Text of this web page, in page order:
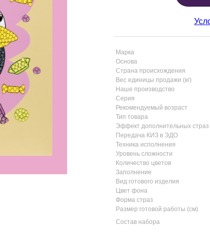
Марка
Основа
Страна происхождения
Вес единицы продажи (кг)
Наше производство
Серия
Рекомендуемый возраст
Тип товара
Эффект дополнительных страз
Передача КИЗ в ЭДО
Техника исполнения
Уровень сложности
Количество цветов
Заполнение
Вид готового изделия
Цвет фона
Форма страз
Размер готовой работы (см)
Состав набора